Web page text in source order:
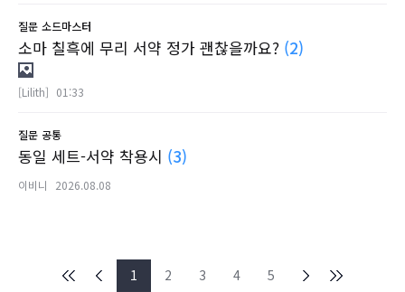
질문 소드마스터
소마 칠흑에 무리 서약 정가 괜찮을까요? (2)
[Lilith] 01:33
질문 공통
동일 세트-서약 착용시 (3)
이비니 2026.08.08
1 2 3 4 5